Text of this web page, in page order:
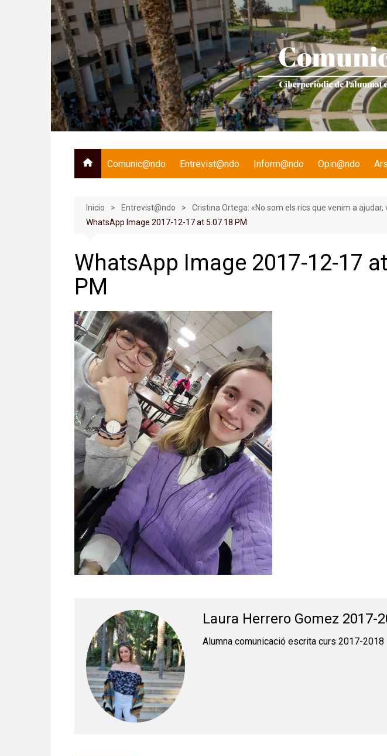
Comunic@ndo Entrevist@ndo Inform@ndo Opin@ndo
Inicio Entrevist@ndo
Cristina Ortega: «No som els rics que venim a
WhatsApp Image 2017-12-17 at 5.07.18 PM
WhatsApp Image 2017-12-17
PM
Laura Herrero Gomez 2017-
Alumna comunicació escrita curs 2017-2018